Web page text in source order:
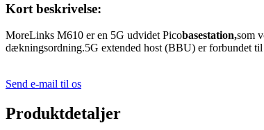
Kort beskrivelse:
MoreLinks M610 er en 5G udvidet Picobasestation,som
dækningsordning.5G extended host (BBU) er forbundet
Send e-mail til os
Produktdetaljer